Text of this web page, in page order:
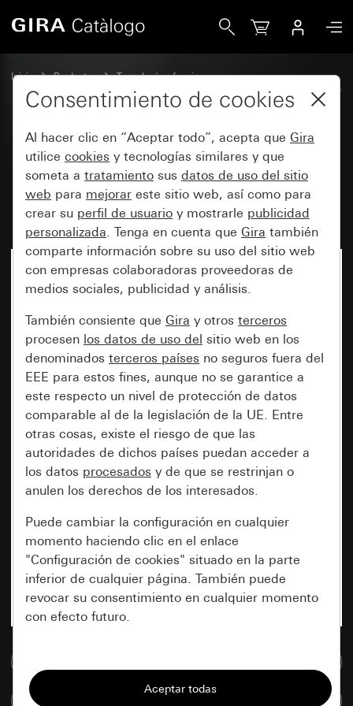
Inicio Productos
Tecnología y funciones
System 3000 DALI, otros elementos electrónicos
Gira System 3000
Módulo de superficie de mando
RF Multi de 2 elementos para
KNX
Consentimiento de cookies
Al hacer clic en “Aceptar todo”, acepta que Gira
utilice cookies y tecnologías similares y que
someta a tratamiento sus datos de uso del sitio
web para mejorar este sitio web, así como para
crear su perfil de usuario y mostrarle publicidad
personalizada. Tenga en cuenta que Gira también
comparte información sobre su uso del sitio web
con empresas colaboradoras proveedoras de
medios sociales, publicidad y análisis.
También consiente que Gira y otros terceros
procesen los datos de uso del sitio web en los
denominados terceros países no seguros fuera del
EEE para estos fines, aunque no se garantice a
este respecto un nivel de protección de datos
comparable al de la legislación de la UE. Entre
otras cosas, existe el riesgo de que las
autoridades de dichos países puedan acceder a
los datos procesados y de que se restrinjan o
anulen los derechos de los interesados.
Puede cambiar la configuración en cualquier
momento haciendo clic en el enlace
"Configuración de cookies" situado en la parte
inferior de cualquier página. También puede
revocar su consentimiento en cualquier momento
con efecto futuro.
Todas las cookies que necesitamos para